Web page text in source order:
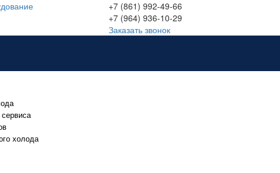
+7 (861) 992-49-66
+7 (964) 936-10-29
Заказать звонок
холода